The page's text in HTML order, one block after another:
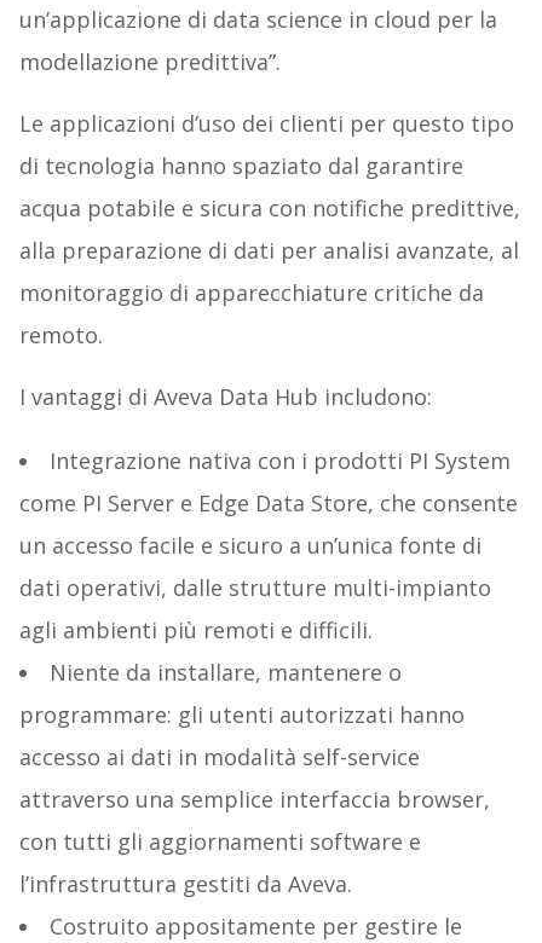
un’applicazione di data science in cloud per la
modellazione predittiva”.
Le applicazioni d’uso dei clienti per questo tipo
di tecnologia hanno spaziato dal garantire
acqua potabile e sicura con notifiche predittive,
alla preparazione di dati per analisi avanzate, al
monitoraggio di apparecchiature critiche da
remoto.
I vantaggi di Aveva Data Hub includono:
Integrazione nativa con i prodotti PI System
come PI Server e Edge Data Store, che consente
un accesso facile e sicuro a un’unica fonte di
dati operativi, dalle strutture multi-impianto
agli ambienti più remoti e difficili.
Niente da installare, mantenere o
programmare: gli utenti autorizzati hanno
accesso ai dati in modalità self-service
attraverso una semplice interfaccia browser,
con tutti gli aggiornamenti software e
l’infrastruttura gestiti da Aveva.
Costruito appositamente per gestire le